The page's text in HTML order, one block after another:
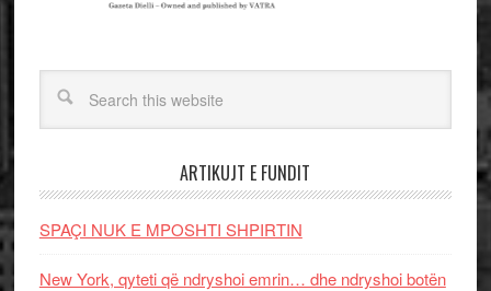
ARTIKUJT E FUNDIT
SPAÇI NUK E MPOSHTI SHPIRTIN
New York, qyteti që ndryshoi emrin… dhe ndryshoi botën